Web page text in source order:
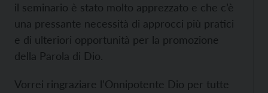
il seminario è stato molto apprezzato e che c’è
una pressante necessità di approcci più pratici
e di ulteriori opportunità per la promozione
della Parola di Dio.
Vorrei ringraziare l’Onnipotente Dio per tutte